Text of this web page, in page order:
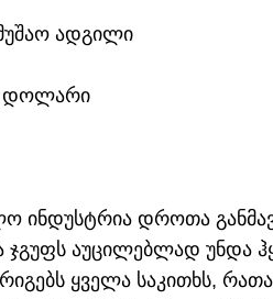
ადგილი
დოლარი
ინდუსტრია დროთა
აუცილებლად უნდა
ყველა საკითხს, რათა